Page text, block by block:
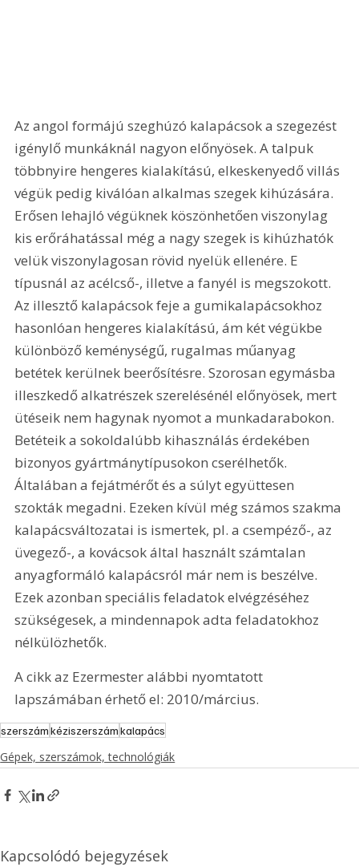
Az angol formájú szeghúzó kalapácsok a szegezést
igénylő munkáknál nagyon előnyösek. A talpuk
többnyire hengeres kialakítású, elkeskenyedő villás
végük pedig kiválóan alkalmas szegek kihúzására.
Erősen lehajló végüknek köszönhetően viszonylag
kis erőráhatással még a nagy szegek is kihúzhatók
velük viszonylagosan rövid nyelük ellenére. E
típusnál az acélcső-, illetve a fanyél is megszokott.
Az illesztő kalapácsok feje a gumikalapácsokhoz
hasonlóan hengeres kialakítású, ám két végükbe
különböző keménységű, rugalmas műanyag
betétek kerülnek beerősítésre. Szorosan egymásba
illeszkedő alkatrészek szerelésénél előnyösek, mert
ütéseik nem hagynak nyomot a munkadarabokon.
Betéteik a sokoldalúbb kihasználás érdekében
bizonyos gyártmánytípusokon cserélhetők.
Általában a fejátmérőt és a súlyt együttesen
szokták megadni. Ezeken kívül még számos szakma
kalapácsváltozatai is ismertek, pl. a csempéző-, az
üvegező-, a kovácsok által használt számtalan
anyagformáló kalapácsról már nem is beszélve.
Ezek azonban speciális feladatok elvégzéséhez
szükségesek, a mindennapok adta feladatokhoz
nélkülözhetők.
A cikk az Ezermester alábbi nyomtatott
lapszámában érhető el: 2010/március.
szerszámkéziszerszámkalapács
Gépek, szerszámok, technológiák
Kapcsolódó bejegyzések